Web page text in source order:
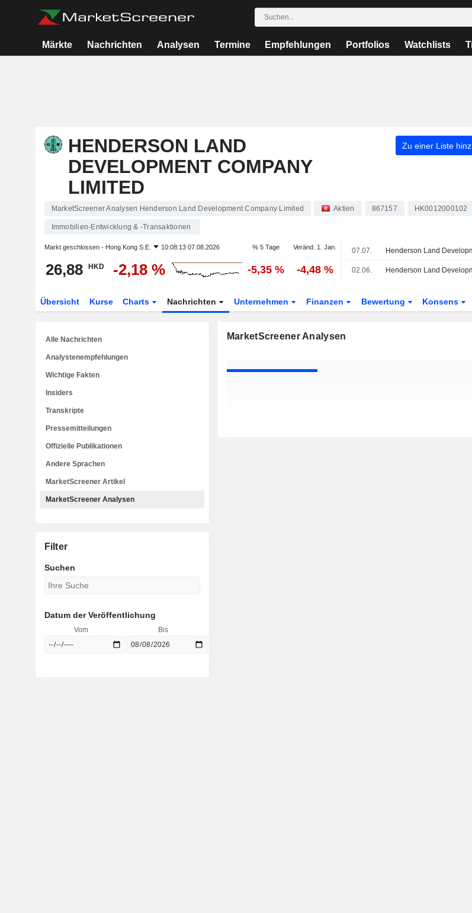
Märkte Nachrichten Analysen Termine Empfehlungen Portfolios Watchlists
HENDERSON LAND
DEVELOPMENT COMPANY
LIMITED
Zu einer Liste
MarketScreener Analysen Henderson Land Development Company Limited Aktien 867157 HK0012000102
Immobilien-Entwicklung & -Transaktionen
Markt geschlossen - Hong Kong S.E. 10:08:13 07.08.2026 % 5 Tage Veränd. 1. Jan.
26,88 HKD -2,18 % -5,35 % -4,48 %
07.07.
02.06.
Übersicht Kurse Charts Nachrichten Unternehmen Finanzen Bewertung Konsens
MarketScreener Analysen
Alle Nachrichten
Analystenempfehlungen
Wichtige Fakten
Insiders
Transkripte
Pressemitteilungen
Offizielle Publikationen
Andere Sprachen
MarketScreener Artikel
MarketScreener Analysen
Filter
Suchen
Datum der Veröffentlichung
Vom Bis